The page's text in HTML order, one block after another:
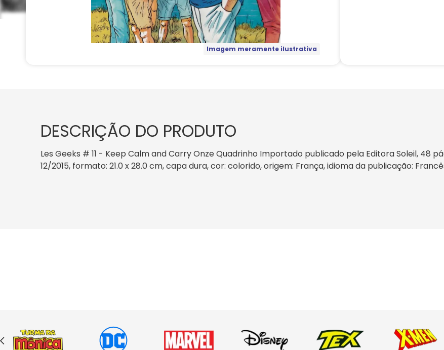
Imagem meramente ilustrativa
DESCRIÇÃO DO PRODUTO
Les Geeks # 11 - Keep Calm and Carry Onze Quadrinho Importado publicado pela Editora Soleil, 48
12/2015, formato: 21.0 x 28.0 cm, capa dura, cor: colorido, origem: França, idioma da publicação: